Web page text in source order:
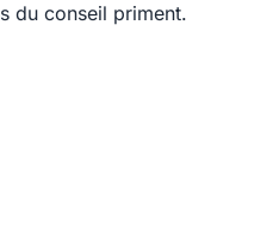
du conseil priment.